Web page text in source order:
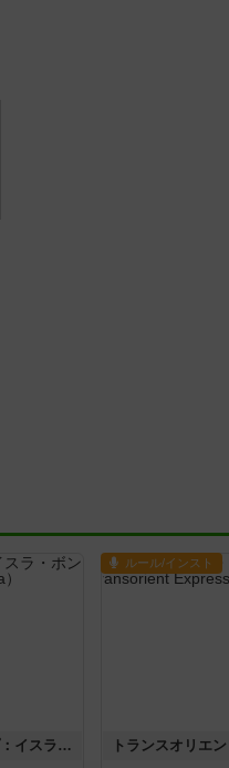
キャプテン・フリップ：イスラ・ボンバ
ルール/インスト